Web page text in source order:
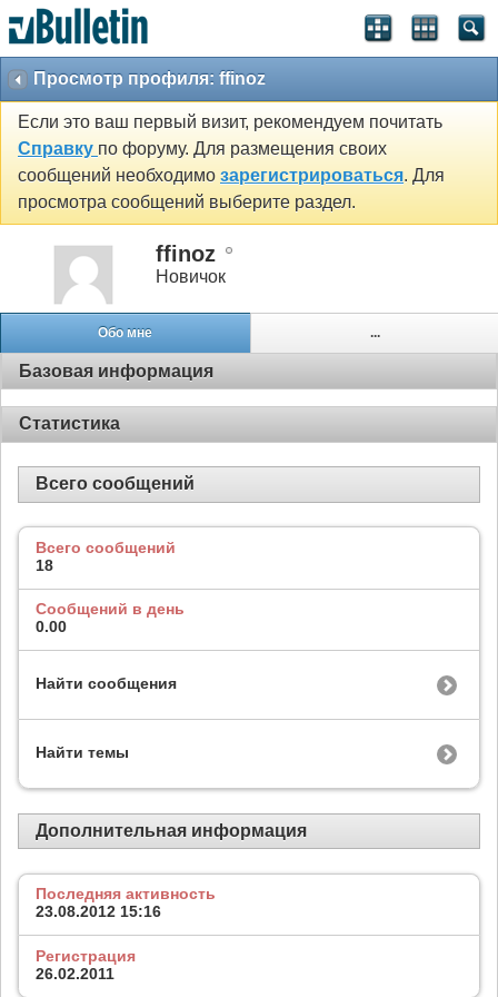
Просмотр профиля: ffinoz
Если это ваш первый визит, рекомендуем почитать
Справку по форуму. Для размещения своих
сообщений необходимо зарегистрироваться. Для
просмотра сообщений выберите раздел.
ffinoz
Новичок
Обо мне ...
Базовая информация
Статистика
Всего сообщений
Всего сообщений
18
Сообщений в день
0.00
Найти сообщения
Найти темы
Дополнительная информация
Последняя активность
23.08.2012 15:16
Регистрация
26.02.2011